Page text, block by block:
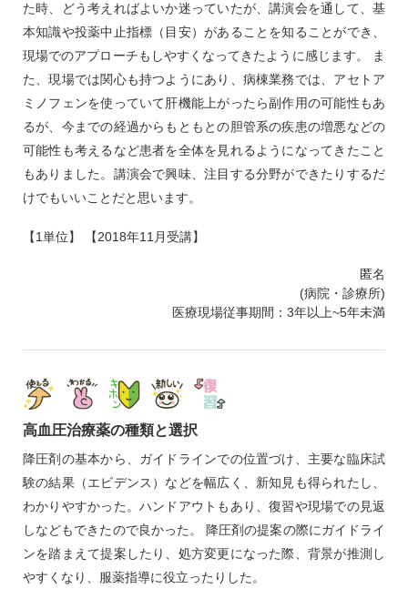
た時、どう考えればよいか迷っていたが、講演会を通して、基
本知識や投薬中止指標（目安）があることを知ることができ、
現場でのアプローチもしやすくなってきたように感じます。 ま
た、現場では関心も持つようにあり、病棟業務では、アセトア
ミノフェンを使っていて肝機能上がったら副作用の可能性もあ
るが、今までの経過からもともとの胆管系の疾患の増悪などの
可能性も考えるなど患者を全体を見れるようになってきたこと
もありました。講演会で興味、注目する分野ができたりするだ
けでもいいことだと思います。
【1単位】 【2018年11月受講】
匿名
(病院・診療所)
医療現場従事期間：3年以上~5年未満
高血圧治療薬の種類と選択
降圧剤の基本から、ガイドラインでの位置づけ、主要な臨床試
験の結果（エビデンス）などを幅広く、新知見も得られたし、
わかりやすかった。ハンドアウトもあり、復習や現場での見返
しなどもできたので良かった。 降圧剤の提案の際にガイドライ
ンを踏まえて提案したり、処方変更になった際、背景が推測し
やすくなり、服薬指導に役立ったりした。